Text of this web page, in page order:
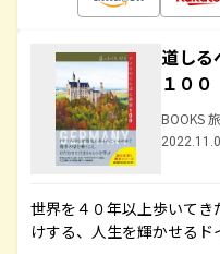
道しる
１００
BOOKS
世界を４０年以上歩いて
けする、人生を輝かせる